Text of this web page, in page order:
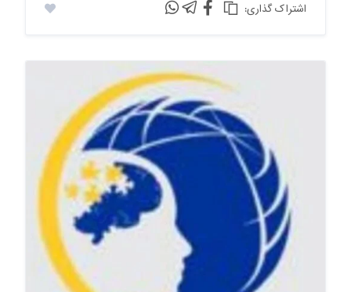
:اشتراک گذاری